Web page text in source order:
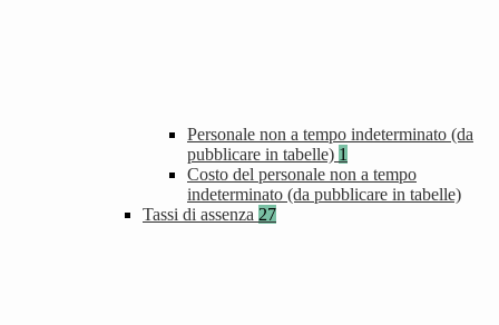
Personale non a tempo indeterminato (da
pubblicare in tabelle) 1
Costo del personale non a tempo
indeterminato (da pubblicare in tabelle)
Tassi di assenza 27